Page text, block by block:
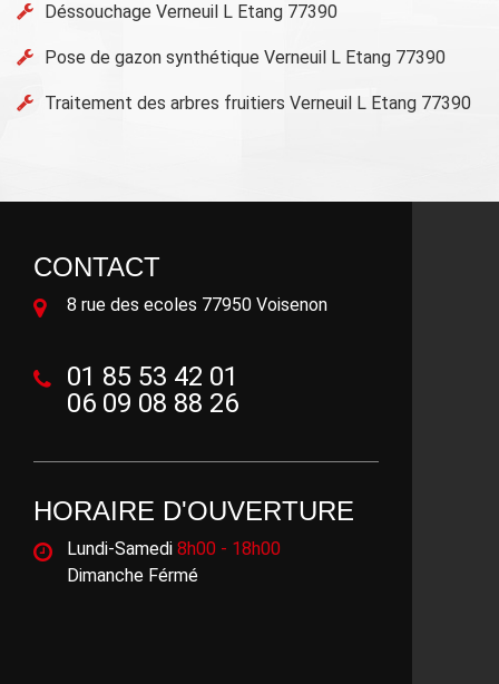
Déssouchage Verneuil L Etang 77390
Pose de gazon synthétique Verneuil L Etang 77390
Traitement des arbres fruitiers Verneuil L Etang 77390
CONTACT
8 rue des ecoles 77950 Voisenon
01 85 53 42 01
06 09 08 88 26
HORAIRE D'OUVERTURE
Lundi-Samedi 8h00 - 18h00
Dimanche Férmé